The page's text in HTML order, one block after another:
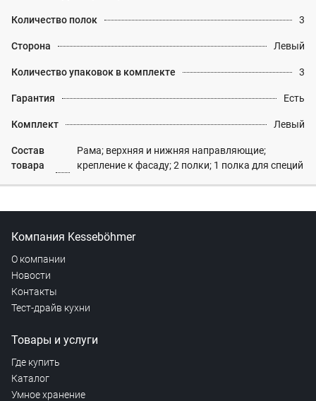
Количество полок 3
Сторона Левый
Количество упаковок в комплекте 3
Гарантия Есть
Комплект Левый
Состав
товара
Рама; верхняя и нижняя направляющие;
крепление к фасаду; 2 полки; 1 полка для специй
Компания Kesseböhmer
О компании
Новости
Контакты
Тест-драйв кухни
Товары и услуги
Где купить
Каталог
Умное хранение